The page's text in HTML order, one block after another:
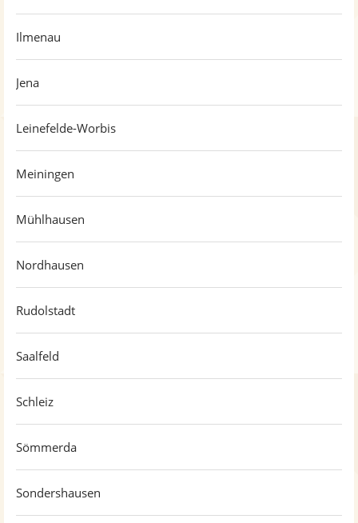
Ilmenau
Jena
Leinefelde-Worbis
Meiningen
Mühlhausen
Nordhausen
Rudolstadt
Saalfeld
Schleiz
Sömmerda
Sondershausen